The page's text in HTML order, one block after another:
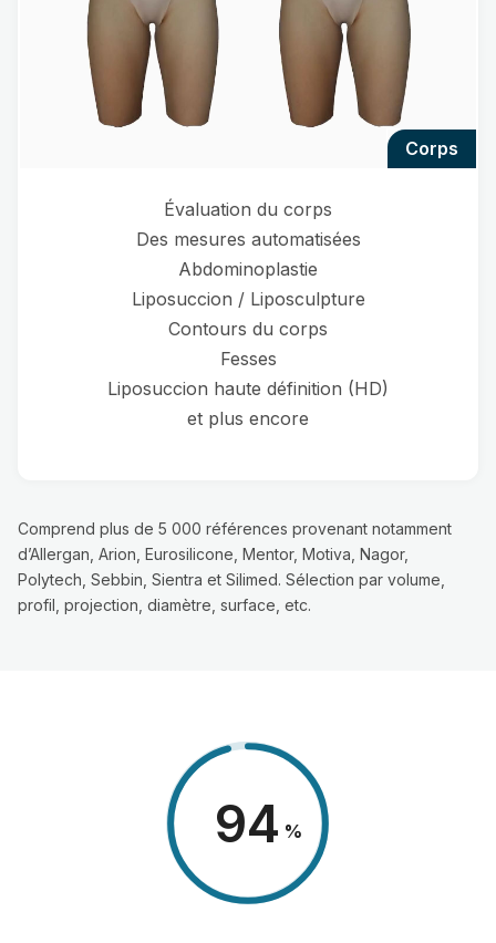
corps
Évaluation du corps
Des mesures automatisées
Abdominoplastie
Liposuccion / Liposculpture
Contours du corps
Fesses
Liposuccion haute définition (HD)
et plus encore
Comprend plus de 5 000 références provenant notamment
d’Allergan, Arion, Eurosilicone, Mentor, Motiva, Nagor,
Polytech, Sebbin, Sientra et Silimed. Sélection par volume,
profil, projection, diamètre, surface, etc.
98 %